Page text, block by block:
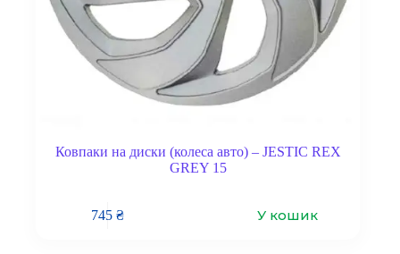
Ковпаки на диски (колеса авто) – JESTIC REX
GREY 15
745₴ У кошик